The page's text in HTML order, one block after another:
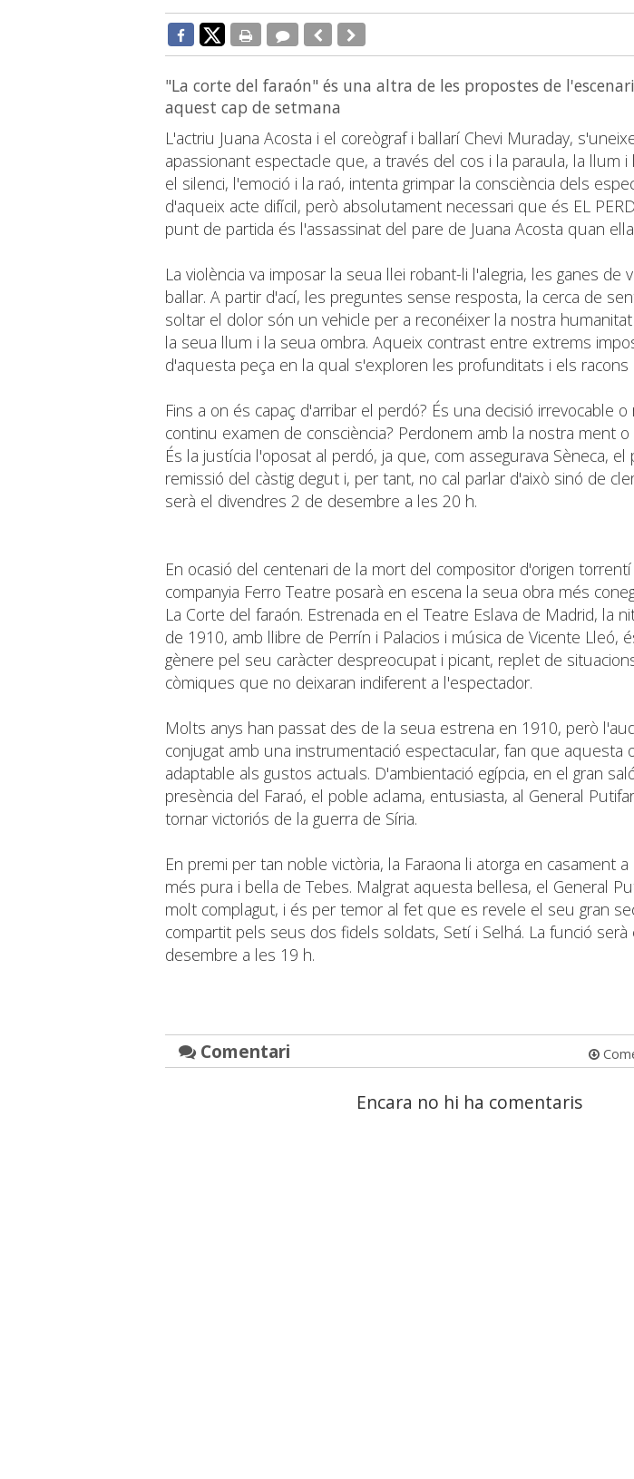
"La corte del faraón" és una altra de les propostes de
aquest cap de setmana
L'actriu Juana Acosta i el coreògraf i ballarí Chevi Muraday,
apassionant espectacle que, a través del cos i la paraula, la llum i
el silenci, l'emoció i la raó, intenta grimpar la consciència dels
d'aqueix acte difícil, però absolutament necessari que és EL
punt de partida és l'assassinat del pare de Juana Acosta quan
La violència va imposar la seua llei robant-li l'alegria, les ganes de
ballar. A partir d'ací, les preguntes sense resposta, la cerca de
soltar el dolor són un vehicle per a reconéixer la nostra
la seua llum i la seua ombra. Aqueix contrast entre extrems
d'aquesta peça en la qual s'exploren les profunditats i els racons
Fins a on és capaç d'arribar el perdó? És una decisió irrevocable
continu examen de consciència? Perdonem amb la nostra ment
És la justícia l'oposat al perdó, ja que, com assegurava Sèneca, el
remissió del càstig degut i, per tant, no cal parlar d'això sinó de
serà el divendres 2 de desembre a les 20 h.
En ocasió del centenari de la mort del compositor d'origen
companyia Ferro Teatre posarà en escena la seua obra més
La Corte del faraón. Estrenada en el Teatre Eslava de Madrid, la
de 1910, amb llibre de Perrín i Palacios i música de Vicente Lleó,
gènere pel seu caràcter despreocupat i picant, replet de
còmiques que no deixaran indiferent a l'espectador.
Molts anys han passat des de la seua estrena en 1910, però
conjugat amb una instrumentació espectacular, fan que aquesta
adaptable als gustos actuals. D'ambientació egípcia, en el gran
presència del Faraó, el poble aclama, entusiasta, al General
tornar victoriós de la guerra de Síria.
En premi per tan noble victòria, la Faraona li atorga en casament
més pura i bella de Tebes. Malgrat aquesta bellesa, el General
molt complagut, i és per temor al fet que es revele el seu gran
compartit pels seus dos fidels soldats, Setí i Selhá. La funció
desembre a les 19 h.
Comentari
Encara no hi ha comentaris